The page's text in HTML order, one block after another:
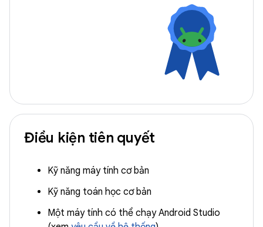
Điều kiện tiên quyết
Kỹ năng máy tính cơ bản
Kỹ năng toán học cơ bản
Một máy tính có thể chạy Android Studio